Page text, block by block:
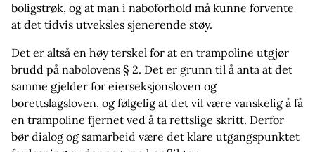
boligstrøk, og at man i naboforhold må kunne forvente
at det tidvis utveksles sjenerende støy.
Det er altså en høy terskel for at en trampoline utgjør
brudd på nabolovens § 2. Det er grunn til å anta at det
samme gjelder for eierseksjonsloven og
borettslagsloven, og følgelig at det vil være vanskelig å få
en trampoline fjernet ved å ta rettslige skritt. Derfor
bør dialog og samarbeid være det klare utgangspunktet